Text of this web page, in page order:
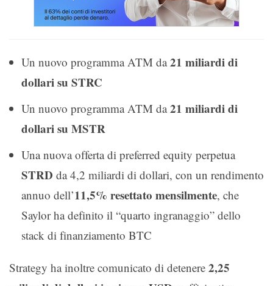
Un nuovo programma ATM da21 miliardi di
dollari su STRC
Un nuovo programma ATM da21 miliardi di
dollari su MSTR
Una nuova offerta di preferred equity perpetua
STRD da 4,2 miliardi di dollari, con un rendimento
annuo dell’11,5% resettato mensilmente, che
Saylor ha definito il “quarto ingranaggio” dello
stack di finanziamento BTC
Strategy ha inoltre comunicato di detenere 2,25